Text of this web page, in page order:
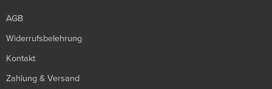
AGB
Widerrufsbelehrung
Kontakt
Zahlung & Versand